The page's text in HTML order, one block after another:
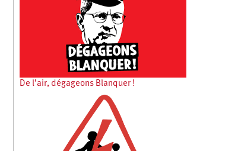
De l’air, dégageons Blanquer !